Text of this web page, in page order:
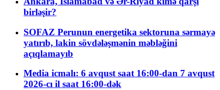
birləşir?
SOFAZ Perunun energetika sektoruna sərmayə
yatırıb, lakin sövdələşmənin məbləğini
açıqlamayıb
Media icmalı: 6 avqust saat 16:00-dan 7 avqust
2026-cı il saat 16:00-dək